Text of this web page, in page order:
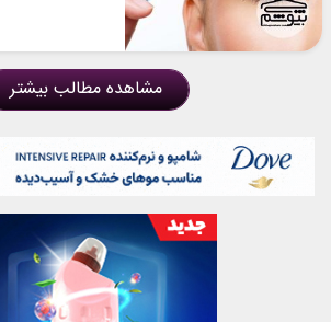
مشاهده مطالب بیشتر